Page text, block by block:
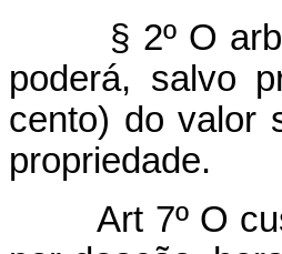
§ 2º O
poderá, salvo
cento) do valor
propriedade.
Art 7º O